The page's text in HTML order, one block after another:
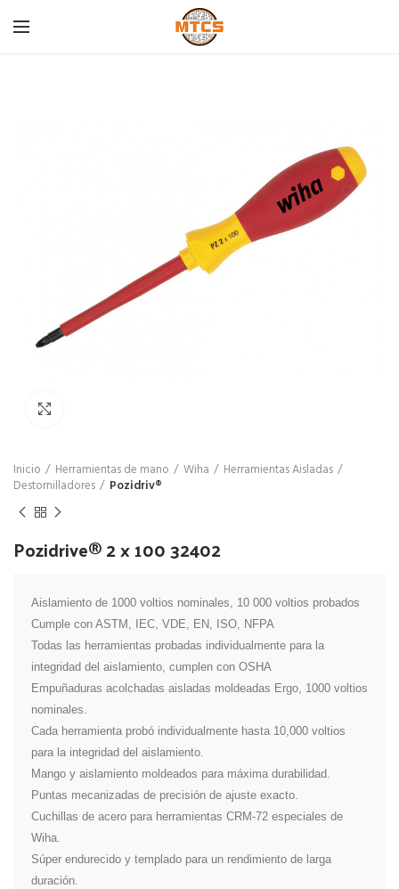
Inicio Herramientas de mano Wiha
Herramientas Aisladas
Destornilladores
Pozidriv®
Pozidrive® 2 x 100 32402
Aislamiento de 1000 voltios nominales, 10 000 voltios probados
Cumple con ASTM, IEC, VDE, EN, ISO, NFPA
Todas las herramientas probadas individualmente para la
integridad del aislamiento, cumplen con OSHA
Empuñaduras acolchadas aisladas moldeadas Ergo, 1000 voltios
nominales.
Cada herramienta probó individualmente hasta 10,000 voltios
para la integridad del aislamiento.
Mango y aislamiento moldeados para máxima durabilidad.
Puntas mecanizadas de precisión de ajuste exacto.
Cuchillas de acero para herramientas CRM-72 especiales de
Wiha.
Súper endurecido y templado para un rendimiento de larga
duración.